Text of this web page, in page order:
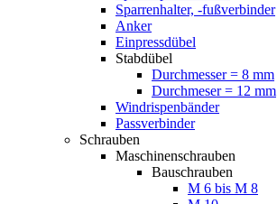
Sparrenhalter, -fußverbinder
Anker
Einpressdübel
Stabdübel
Durchmesser = 8 mm
Durchmeser = 12 mm
Windrispenbänder
Passverbinder
Schrauben
Maschinenschrauben
Bauschrauben
M 6 bis M 8